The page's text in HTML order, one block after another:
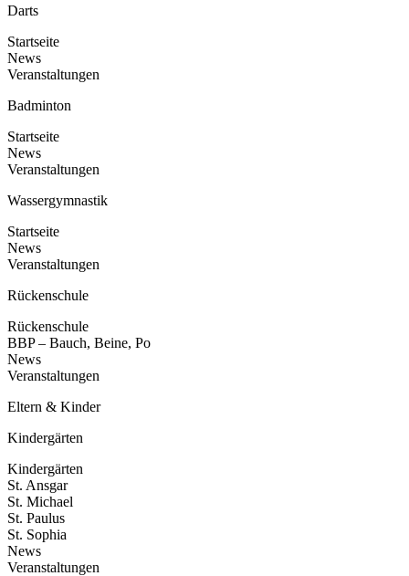
Darts
Startseite
News
Veranstaltungen
Badminton
Startseite
News
Veranstaltungen
Wassergymnastik
Startseite
News
Veranstaltungen
Rückenschule
Rückenschule
BBP – Bauch, Beine, Po
News
Veranstaltungen
Eltern & Kinder
Kindergärten
Kindergärten
St. Ansgar
St. Michael
St. Paulus
St. Sophia
News
Veranstaltungen